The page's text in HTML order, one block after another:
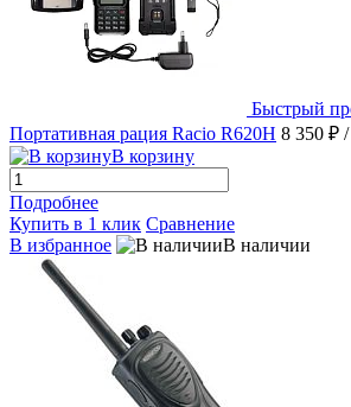
Быстрый
Портативная рация Racio R620H 8 350 ₽
В корзину
Подробнее
Купить в 1 клик Сравнение
В избранное
В наличии